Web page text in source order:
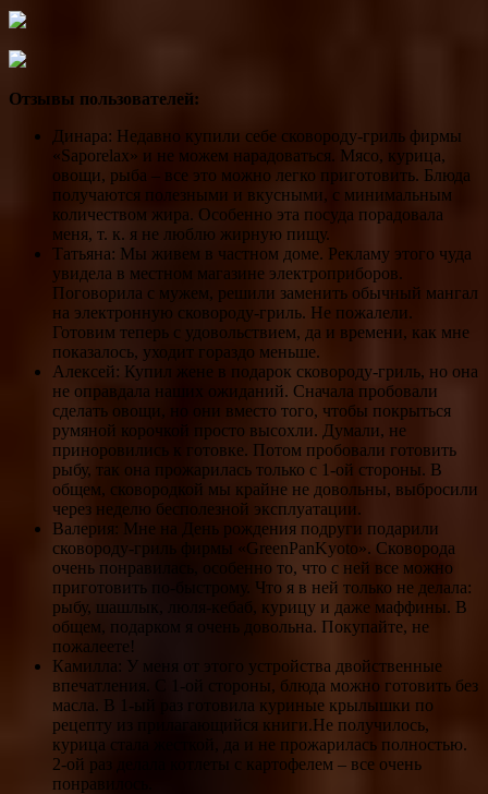
Отзывы пользователей:
Динара: Недавно купили себе сковороду-гриль фирмы
«Saporelax» и не можем нарадоваться. Мясо, курица,
овощи, рыба – все это можно легко приготовить. Блюда
получаются полезными и вкусными, с минимальным
количеством жира. Особенно эта посуда порадовала
меня, т. к. я не люблю жирную пищу.
Татьяна: Мы живем в частном доме. Рекламу этого чуда
увидела в местном магазине электроприборов.
Поговорила с мужем, решили заменить обычный мангал
на электронную сковороду-гриль. Не пожалели.
Готовим теперь с удовольствием, да и времени, как мне
показалось, уходит гораздо меньше.
Алексей: Купил жене в подарок сковороду-гриль, но она
не оправдала наших ожиданий. Сначала пробовали
сделать овощи, но они вместо того, чтобы покрыться
румяной корочкой просто высохли. Думали, не
приноровились к готовке. Потом пробовали готовить
рыбу, так она прожарилась только с 1-ой стороны. В
общем, сковородкой мы крайне не довольны, выбросили
через неделю бесполезной эксплуатации.
Валерия: Мне на День рождения подруги подарили
сковороду-гриль фирмы «GreenPanKyoto». Сковорода
очень понравилась, особенно то, что с ней все можно
приготовить по-быстрому. Что я в ней только не делала:
рыбу, шашлык, люля-кебаб, курицу и даже маффины. В
общем, подарком я очень довольна. Покупайте, не
пожалеете!
Камилла: У меня от этого устройства двойственные
впечатления. С 1-ой стороны, блюда можно готовить без
масла. В 1-ый раз готовила куриные крылышки по
рецепту из прилагающийся книги.Не получилось,
курица стала жесткой, да и не прожарилась полностью.
2-ой раз делала котлеты с картофелем – все очень
понравилось.